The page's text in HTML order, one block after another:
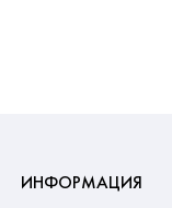
ИНФОРМАЦИЯ